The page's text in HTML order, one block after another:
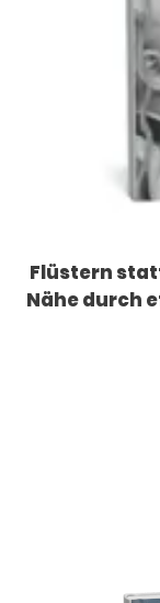
Flüstern
Nähe durch